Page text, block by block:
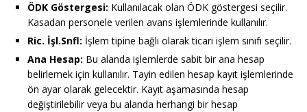
ÖDK Göstergesi: Kullanılacak olan ÖDK göstergesi seçilir.
Kasadan personele verilen avans işlemlerinde kullanılır.
Ric. İşl.Snfl: İşlem tipine bağlı olarak ticari işlem sınıfı seçilir.
Ana Hesap: Bu alanda işlemlerde sabit bir ana hesap
belirlemek için kullanılır. Tayin edilen hesap kayıt işlemlerinde
ön ayar olarak gelecektir. Kayıt aşamasında hesap
değiştirilebilir veya bu alanda herhangi bir hesap